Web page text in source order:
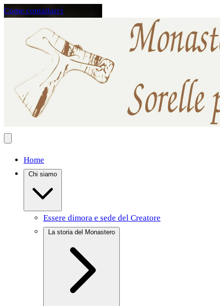
Come contattarci
Home
Essere dimora e sede del Creatore